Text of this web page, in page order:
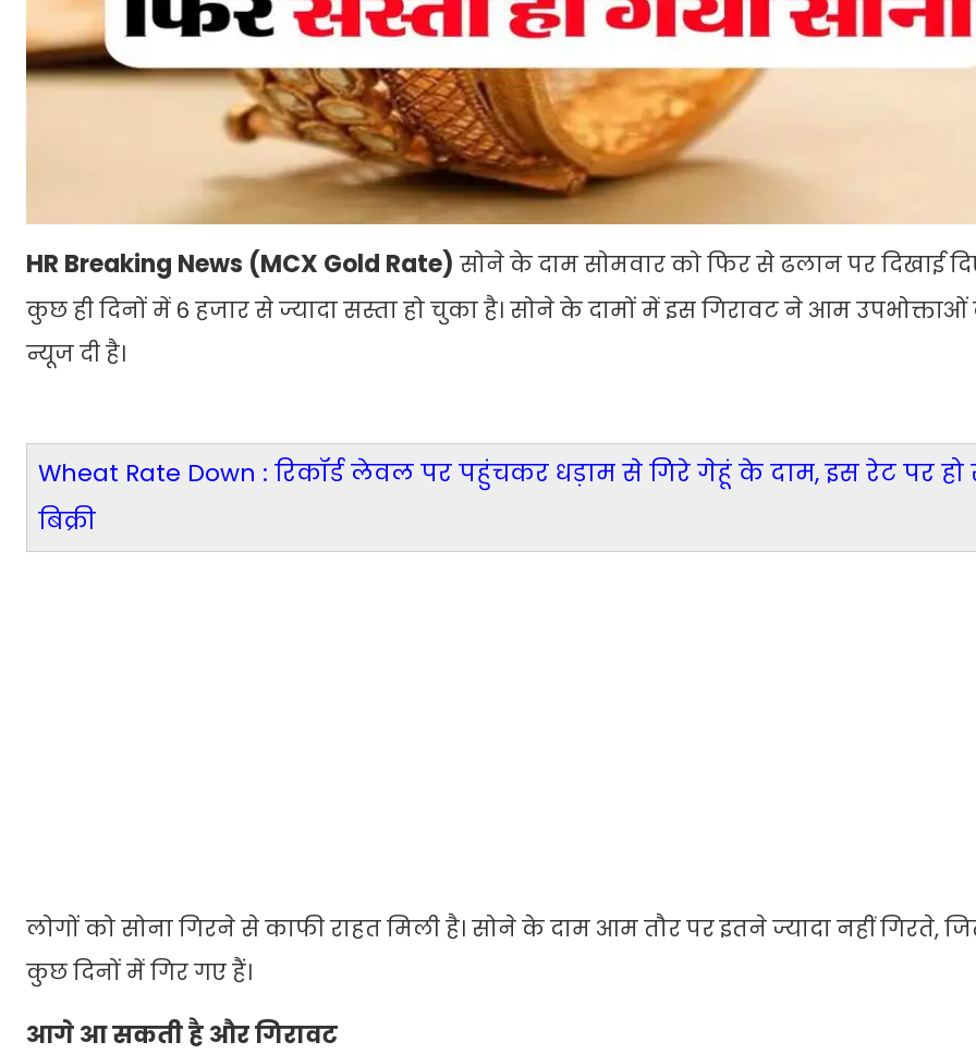
HR Breaking News (MCX Gold Rate) सोने के दाम सोमवार को फिर से ढलान पर दिखाई
कुछ ही दिनों में 6 हजार से ज्यादा सस्ता हो चुका है। सोने के दामों में इस गिरावट ने आम
न्यूज दी है।
Wheat Rate Down : रिकॉर्ड लेवल पर पहुंचकर धड़ाम से गिरे गेहूं के दाम, इस रेट पर हो
बिक्री
लोगों को सोना गिरने से काफी राहत मिली है। सोने के दाम आम तौर पर इतने ज्यादा नहीं गिरते,
कुछ दिनों में गिर गए हैं।
आगे आ सकती है और गिरावट